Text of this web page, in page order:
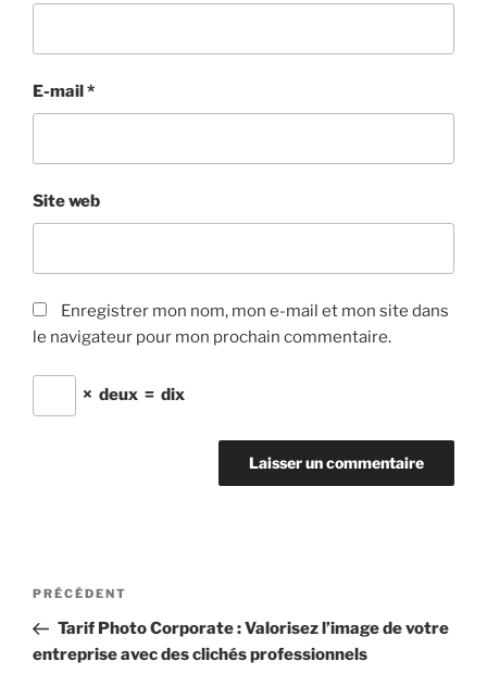
E-mail*
Site web
Enregistrer mon nom, mon e-mail et mon site dans
le navigateur pour mon prochain commentaire.
× deux = dix
Navigation
l’article
Article
précédent
PRÉCÉDENT
Tarif Photo Corporate : Valorisez l’image de votre
entreprise avec des clichés professionnels